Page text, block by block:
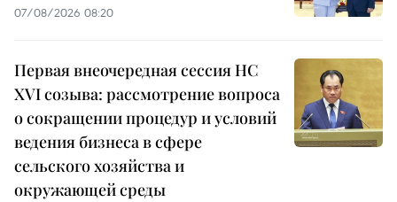
07/08/2026 08:20
Первая внеочередная сессия НС
XVI созыва: рассмотрение вопроса
о сокращении процедур и условий
ведения бизнеса в сфере
сельского хозяйства и
окружающей среды